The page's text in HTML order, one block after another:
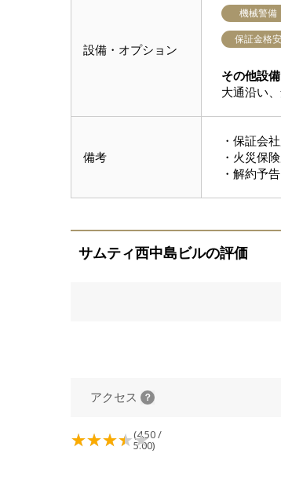
設備・オプション
機械警備
保証金格安
その他設
大通沿い
備考
・保証会
・火災保
・解約予
サムティ西中島ビルの評価
アクセス
(4.50 /
5.00)